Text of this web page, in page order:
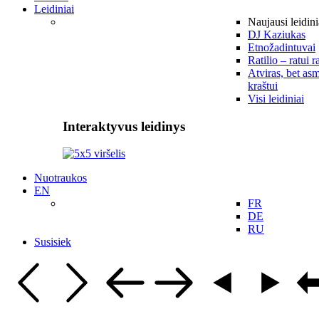
Leidiniai
Naujausi
DJ Kaziukas
Etnožadintuvai
Ratilio – ratui
Atviras, bet
kraštui
Visi leidiniai
Interaktyvus leidinys
Nuotraukos
EN
FR
DE
RU
Susisiek